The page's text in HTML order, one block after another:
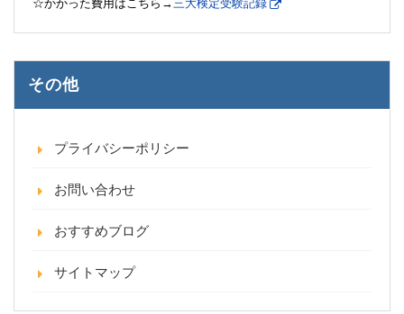
☆かかった費用はこちら→三大検定受験記録
その他
プライバシーポリシー
お問い合わせ
おすすめブログ
サイトマップ